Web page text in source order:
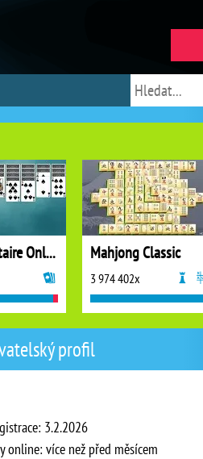
profil
3.2.2026
online: více než před měsícem
Spider Solitaire Online Mahjong Classic
3 974 402x